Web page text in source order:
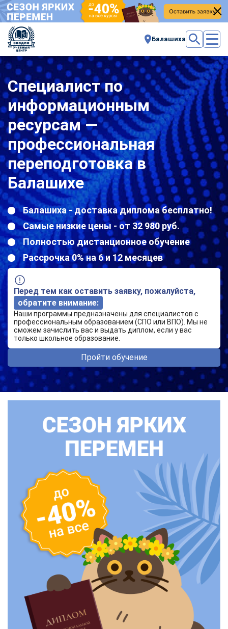
Балашиха
Специалист по
информационным
ресурсам —
профессиональная
переподготовка в
Балашихе
Балашиха - доставка диплома бесплатно!
Самые низкие цены - от 32 980 руб.
Полностью дистанционное обучение
Рассрочка 0% на 6 и 12 месяцев
Перед тем как оставить заявку, пожалуйста,
обратите внимание:
Наши программы предназначены для специалистов с
профессиональным образованием (СПО или ВПО). Мы не
сможем зачислить вас и выдать диплом, если у вас
только школьное образование.
Пройти обучение